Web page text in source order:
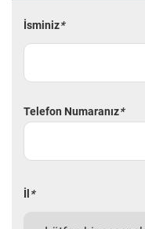
İsminiz*
Telefon Numaranız*
İl *